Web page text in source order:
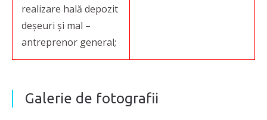
realizare hală depozit
deșeuri și mal –
antreprenor general;
Galerie de fotografii